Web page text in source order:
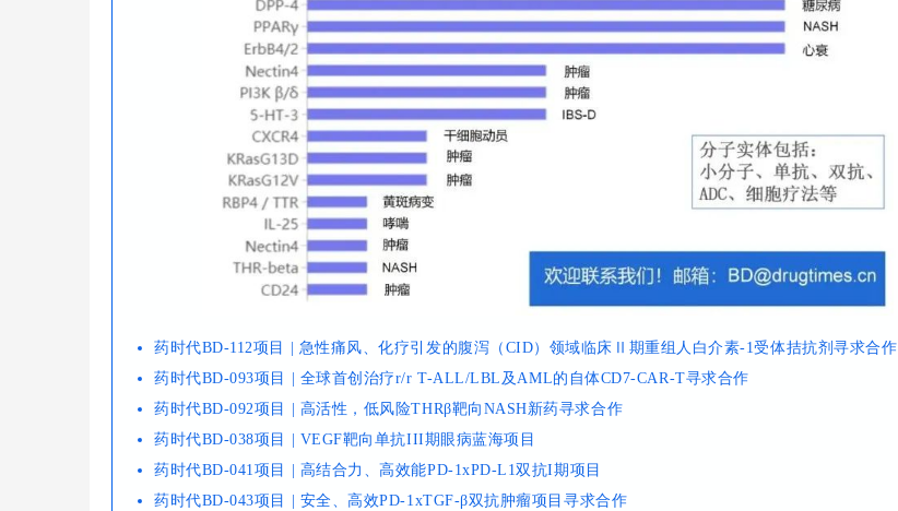
药时代BD-112项目 | 急性痛风、化疗引发的腹泻（CID）领域临床Ⅱ期重组人白介素-1受体拮抗剂寻求合作
药时代BD-093项目 | 全球首创治疗r/r T-ALL/LBL及AML的自体CD7-CAR-T寻求合作
药时代BD-092项目 | 高活性，低风险THRβ靶向NASH新药寻求合作
药时代BD-038项目 | VEGF靶向单抗III期眼病蓝海项目
药时代BD-041项目 | 高结合力、高效能PD-1xPD-L1双抗I期项目
药时代BD-043项目 | 安全、高效PD-1xTGF-β双抗肿瘤项目寻求合作